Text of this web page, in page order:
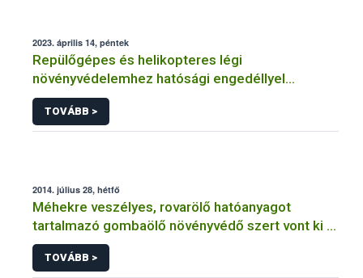
2023. április 14, péntek
Repülőgépes és helikopteres légi
növényvédelemhez hatósági engedéllyel
rendelkező szervezetek
TOVÁBB >
2014. július 28, hétfő
Méhekre veszélyes, rovarölő hatóanyagot
tartalmazó gombaölő növényvédő szert vont ki a
forgalomból a NÉBIH
TOVÁBB >